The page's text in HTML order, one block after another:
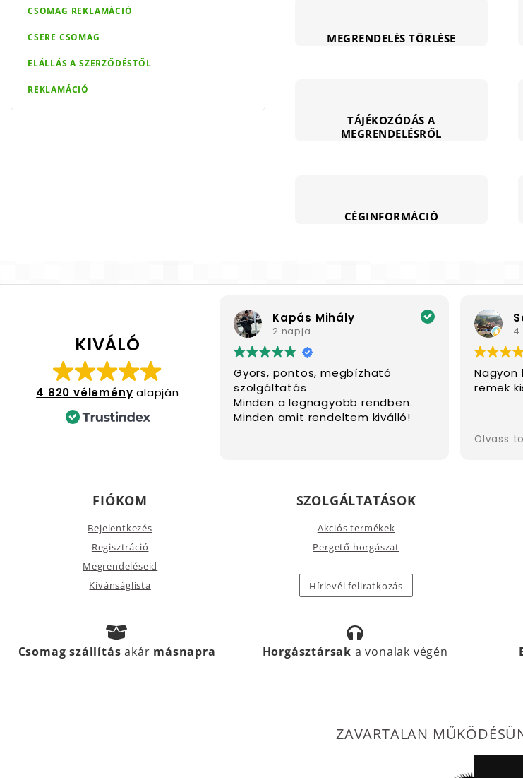
CSOMAG REKLAMÁCIÓ
CSERE CSOMAG
ELÁLLÁS A SZERZŐDÉSTŐL
REKLAMÁCIÓ
MEGRENDELÉS TÖRLÉSE
TÁJÉKOZÓDÁS A
MEGRENDELÉSRŐL
CÉGINFORMÁCIÓ
KIVÁLÓ
4 820 vélemény alapján
Kapás Mihály
2 napja
Gyors, pontos, megbízható
szolgáltatás
Minden a legnagyobb rendben.
Minden amit rendeltem kiválló!
4
Nagyon
remek
Olvass
FIÓKOM
Bejelentkezés
Regisztráció
Megrendeléseid
Kívánságlista
SZOLGÁLTATÁSOK
Akciós termékek
Pergető horgászat
Hírlevél feliratkozás
Csomag szállításakár másnapra Horgásztársak a vonalak végén
ZAVARTALAN